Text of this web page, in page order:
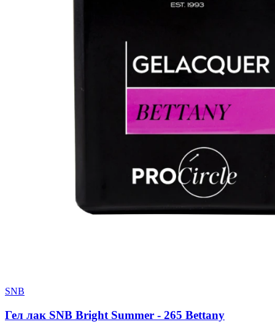
SNB
Гел лак SNB Bright Summer - 265 Bettany